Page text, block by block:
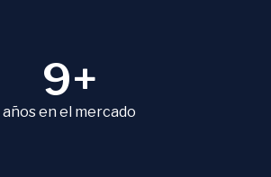
9+
años en el mercado